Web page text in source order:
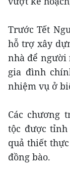
Trước Tết
hỗ trợ xây
nhà để người
gia đình
nhiệm vụ ở
Các chương
tộc được
quả thiết
đồng bào.